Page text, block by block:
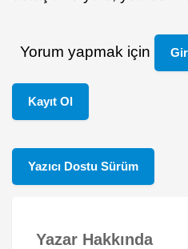
Yorum yapmak için
Kayıt Ol
Yazıcı Dostu Sürüm
Yazar Hakkında